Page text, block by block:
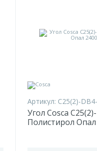
Артикул: C25(2)-
Угол Cosca
Полистирол